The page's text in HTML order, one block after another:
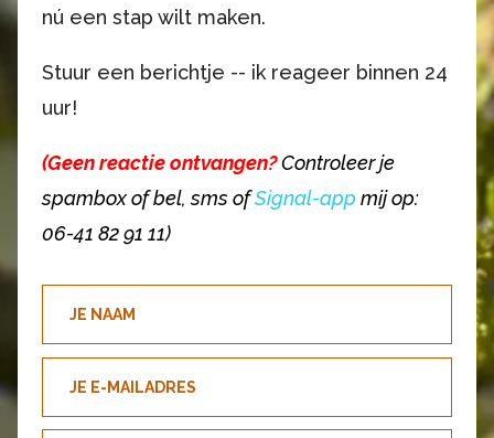
nú een stap wilt maken.
Stuur een berichtje -- ik reageer binnen 24
uur!
(Geen reactie ontvangen?Controleer je
spambox of bel, sms ofSignal-app mij op:
06-41 82 91 11)